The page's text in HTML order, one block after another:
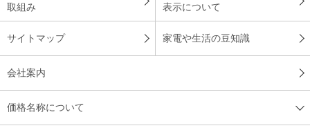
取組み
表示について
サイトマップ 家電や生活の豆知識
会社案内
価格名称について